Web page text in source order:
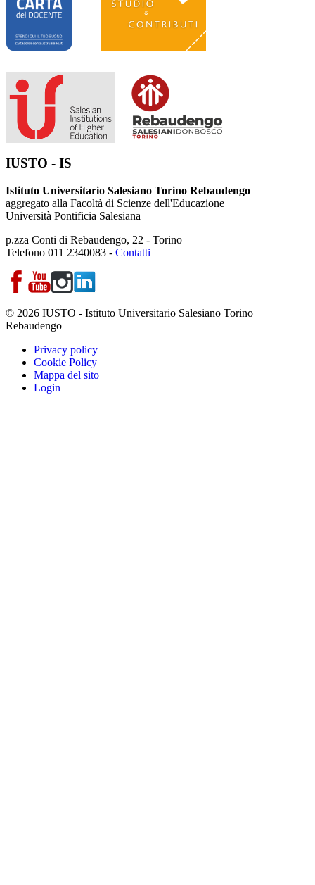
IUSTO - IS
Istituto Universitario Salesiano Torino Rebaudengo
aggregato alla Facoltà di Scienze dell'Educazione
Università Pontificia Salesiana
p.zza Conti di Rebaudengo, 22 - Torino
Telefono 011 2340083 - Contatti
© 2026 IUSTO - Istituto Universitario Salesiano Torino
Rebaudengo
Privacy policy
Cookie Policy
Mappa del sito
Login